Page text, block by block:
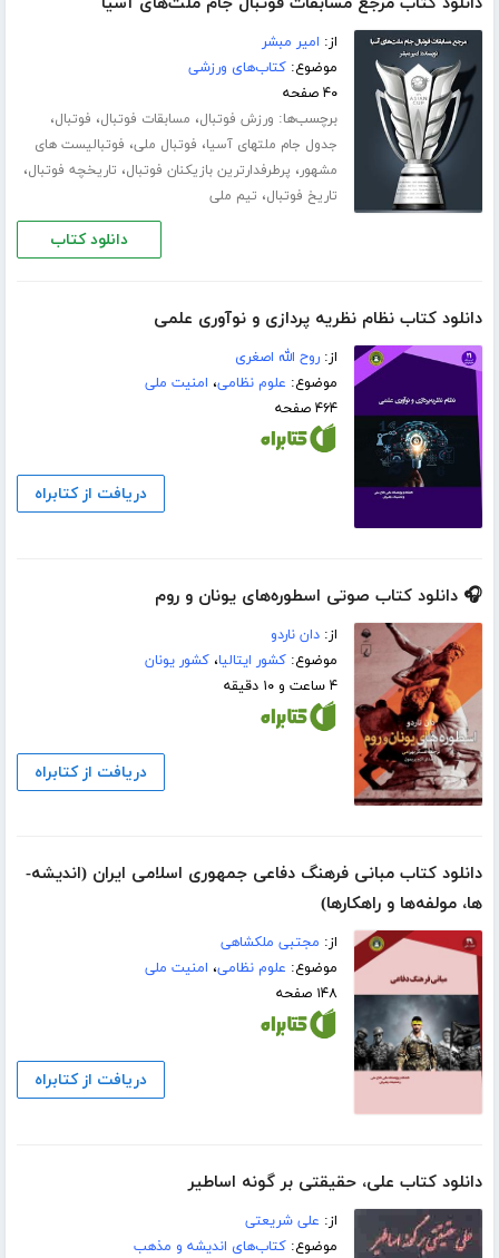
از: امیر مبشر
موضوع:کتاب‌های ورزشی
۴۰ صفحه
برچسب‌ها: ورزش فوتبال، مسابقات فوتبال، فوتبال،
جدول جام ملتهای آسیا، فوتبال ملی، فوتبالیست های
مشهور، پرطرفدارترین بازیکنان فوتبال، تاریخچه فوتبال،
تاریخ فوتبال، تیم ملی
دانلود کتاب
دانلود کتاب نظام نظریه پردازی و نوآوری علمی
از:روح الله اصغری
موضوع: علوم نظامی، امنیت ملی
۴۶۴ صفحه
دریافت از کتابراه
🎧 دانلود کتاب صوتی اسطوره‌های یونان و روم
از:دان ناردو
موضوع:کشور ایتالیا،کشور یونان
۴ ساعت و ۱۰ دقیقه
دریافت از کتابراه
دانلود کتاب مبانی فرهنگ دفاعی جمهوری اسلامی ایران (اندیشه‌­
ها، مولفه‌­ها و راهکارها)
از: مجتبی ملکشاهی
موضوع: علوم نظامی، امنیت ملی
۱۴۸ صفحه
دریافت از کتابراه
دانلود کتاب علی، حقیقتی بر گونه اساطیر
از: علی شریعتی
موضوع:کتاب‌های اندیشه و مذهب